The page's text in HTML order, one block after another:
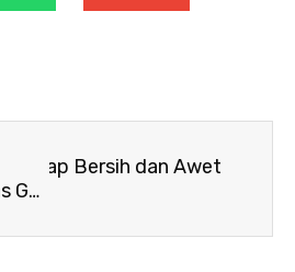
Jangan Malas Ganti! Ini Alasan Sarung Bantal Wajib Sering Diganti
Tetap Bersih dan Awet